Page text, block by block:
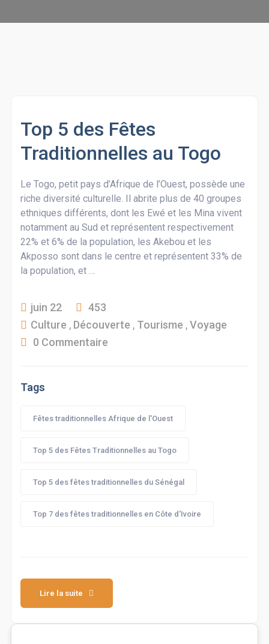
Top 5 des Fêtes
Traditionnelles au Togo
Le Togo, petit pays d’Afrique de l’Ouest, possède une
riche diversité culturelle. Il abrite plus de 40 groupes
ethniques différents, dont les Ewé et les Mina vivent
notamment au Sud et représentent respectivement
22% et 6% de la population, les Akebou et les
Akposso sont dans le centre et représentent 33% de
la population, et …
juin 22
453
Culture , Découverte , Tourisme ,Voyage
0 Commentaire
Tags
Fêtes traditionnelles Afrique de l'Ouest
Top 5 des Fêtes Traditionnelles au Togo
Top 5 des fêtes traditionnelles du Sénégal
Top 7 des fêtes traditionnelles en Côte d'Ivoire
Lire la suite